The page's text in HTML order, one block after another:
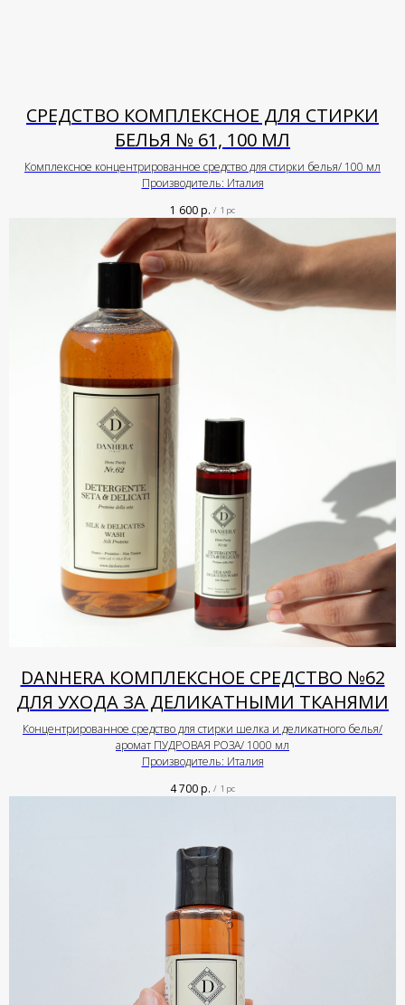
СРЕДСТВО КОМПЛЕКСНОЕ ДЛЯ СТИРКИ
БЕЛЬЯ № 61, 100 МЛ
Комплексное концентрированное средство для стирки белья/ 100 мл
Производитель: Италия
1 600р. / 1 pc
DANHERA КОМПЛЕКСНОЕ СРЕДСТВО №62
ДЛЯ УХОДА ЗА ДЕЛИКАТНЫМИ ТКАНЯМИ
Концентрированное средство для стирки шелка и деликатного белья/
аромат ПУДРОВАЯ РОЗА/ 1000 мл
Производитель: Италия
4 700р. / 1 pc